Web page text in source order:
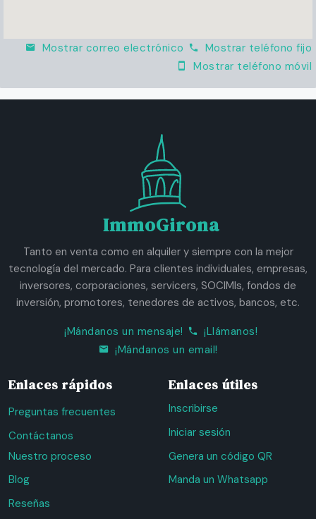
Mostrar correo electrónico
Mostrar teléfono fijo
Mostrar teléfono móvil
ImmoGirona
Tanto en venta como en alquiler y siempre con la mejor
tecnología del mercado. Para clientes individuales, empresas,
inversores, corporaciones, servicers, SOCIMIs, fondos de
inversión, promotores, tenedores de activos, bancos, etc.
¡Mándanos un mensaje!
¡Llámanos!
¡Mándanos un email!
Enlaces rápidos
Preguntas frecuentes
Contáctanos
Nuestro proceso
Blog
Reseñas
Enlaces útiles
Inscribirse
Iniciar sesión
Genera un código QR
Manda un Whatsapp